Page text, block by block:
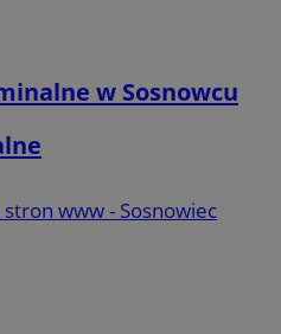
w Sosnowcu
www - Sosnowiec